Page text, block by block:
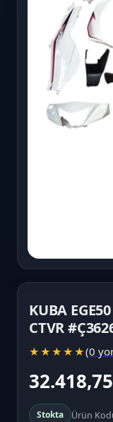
KUBA
CTVR
★ ★ ★ ★ ★(0
Stokta Ürün